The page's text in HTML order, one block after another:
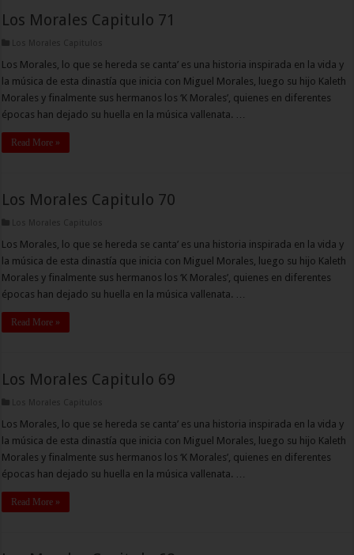
Los Morales Capitulo 71
Los Morales Capitulos
Los Morales, lo que se hereda se canta’ es una historia inspirada en la vida y
la música de esta dinastía que inicia con Miguel Morales, luego su hijo Kaleth
Morales y finalmente sus hermanos los ‘K Morales’, quienes en diferentes
épocas han dejado su huella en la música vallenata. …
Read More »
Los Morales Capitulo 70
Los Morales Capitulos
Los Morales, lo que se hereda se canta’ es una historia inspirada en la vida y
la música de esta dinastía que inicia con Miguel Morales, luego su hijo Kaleth
Morales y finalmente sus hermanos los ‘K Morales’, quienes en diferentes
épocas han dejado su huella en la música vallenata. …
Read More »
Los Morales Capitulo 69
Los Morales Capitulos
Los Morales, lo que se hereda se canta’ es una historia inspirada en la vida y
la música de esta dinastía que inicia con Miguel Morales, luego su hijo Kaleth
Morales y finalmente sus hermanos los ‘K Morales’, quienes en diferentes
épocas han dejado su huella en la música vallenata. …
Read More »